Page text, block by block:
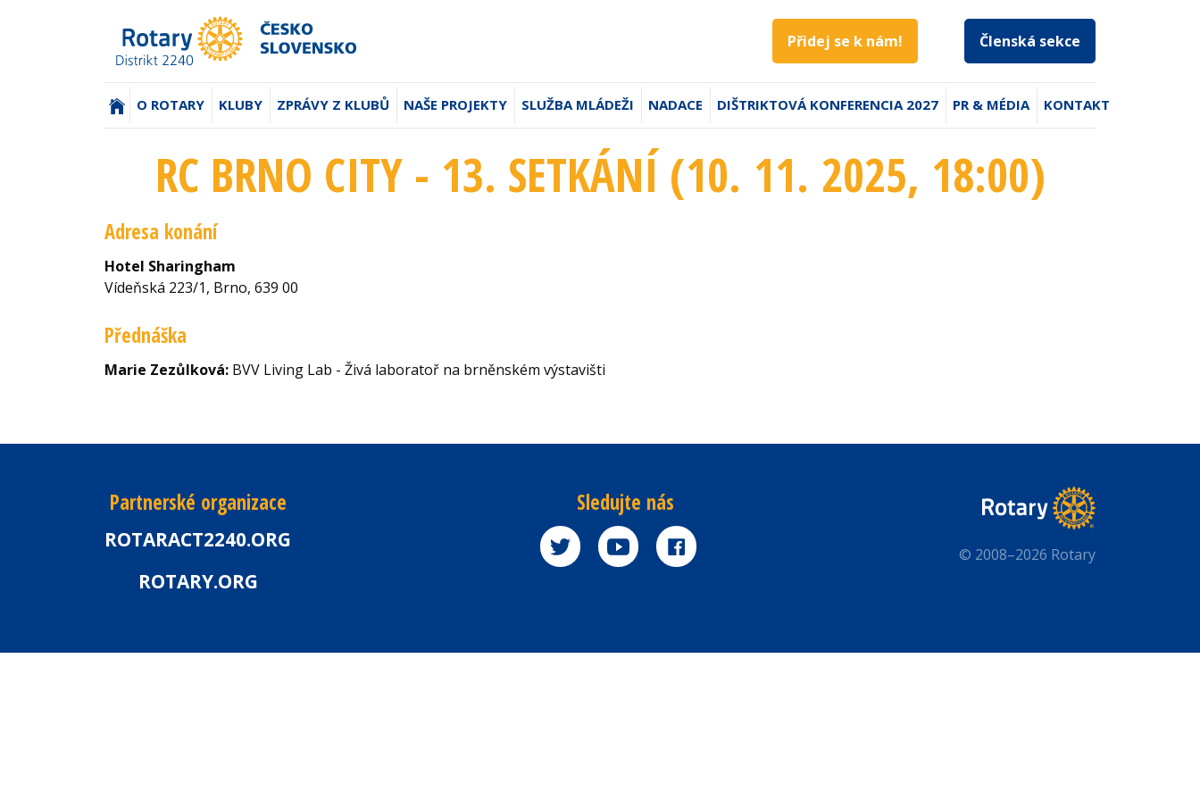
Přidej se k nám! Členská sekce
(AKTUÁLNÍ)
O ROTARY KLUBY ZPRÁVY Z KLUBŮ NAŠE PROJEKTY SLUŽBA MLÁDEŽI NADACE DIŠTRIKTOVÁ KONFERENCIA 2027 PR & MÉDIA KONTAKT
RC BRNO CITY - 13. SETKÁNÍ (10. 11. 2025, 18:00)
Adresa konání
Hotel Sharingham
Vídeňská 223/1, Brno, 639 00
Přednáška
Marie Zezůlková: BVV Living Lab - Živá laboratoř na brněnském výstavišti
Partnerské organizace
ROTARACT2240.ORG
ROTARY.ORG
Sledujte nás
© 2008–2026 Rotary